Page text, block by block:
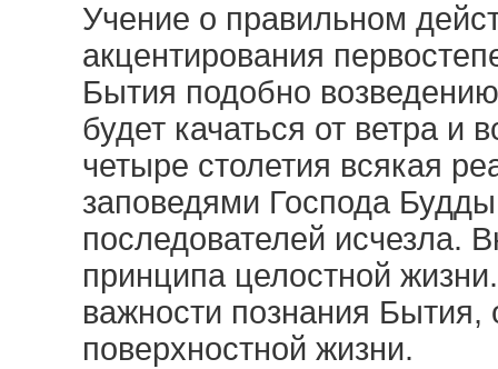
Учение о правильном
акцентирования
Бытия подобно
будет качаться от ветра и
четыре столетия всякая
заповедями Господа
последователей исчезла.
принципа целостной
важности познания Бытия,
поверхностной жизни.